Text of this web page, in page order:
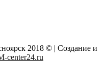
2018 © | Создание и
center24.ru